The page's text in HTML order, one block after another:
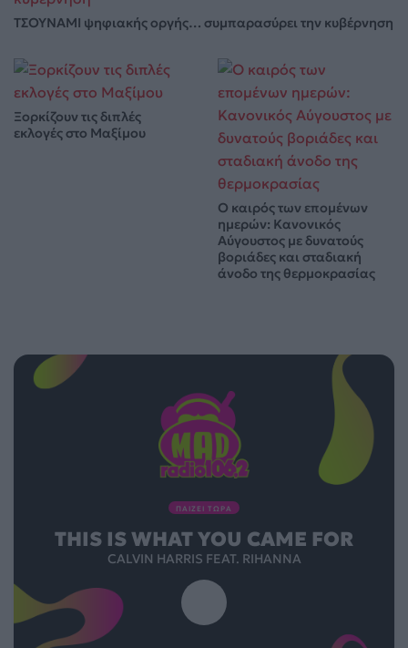
ΤΣΟΥΝΑΜΙ ψηφιακής οργής… συμπαρασύρει την κυβέρνηση
Ξορκίζουν τις διπλές
εκλογές στο Μαξίμου
Ο καιρός των επομένων
ημερών: Κανονικός
Αύγουστος με δυνατούς
βοριάδες και σταδιακή
άνοδο της θερμοκρασίας
ΠΑΙΖΕΙ ΤΩΡΑ
THIS IS WHAT YOU CAME FOR
CALVIN HARRIS FEAT. RIHANNA